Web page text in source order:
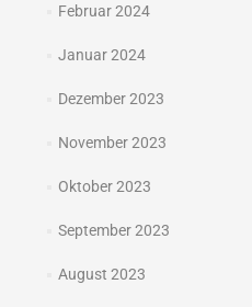
Februar 2024
Januar 2024
Dezember 2023
November 2023
Oktober 2023
September 2023
August 2023